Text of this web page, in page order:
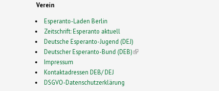
Verein
Esperanto-Laden Berlin
Zeitschrift: Esperanto aktuell
Deutsche Esperanto-Jugend (DEJ)
Deutscher Esperanto-Bund (DEB)(link is external)
Impressum
Kontaktadressen DEB/ DEJ
DSGVO-Datenschutzerklärung